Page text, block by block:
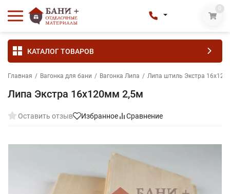
0
КАТАЛОГ ТОВАРОВ
Главная / Вагонка для бани / Вагонка Липа / Липа штиль Экстра
Липа Экстра 16х120мм 2,5м
Оставить отзыв Избранное Сравнение